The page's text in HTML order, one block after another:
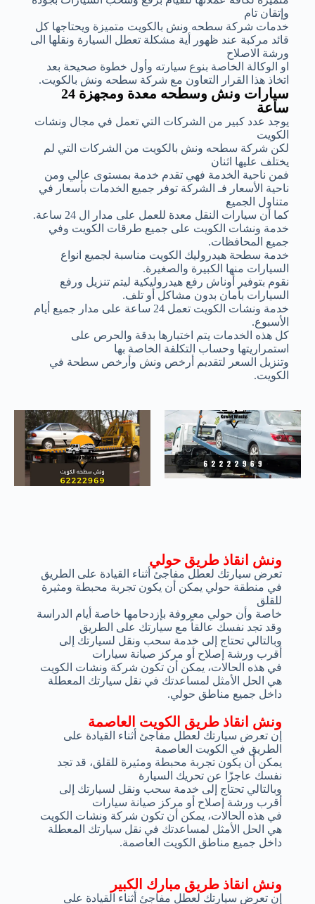
وإتقان تام
خدمات شركة سطحه ونش بالكويت متميزة ويحتاجها كل
قائد مركبة عند ظهور أية مشكلة تعطل السيارة ونقلها الى
ورشة الاصلاح
او الوكالة الخاصة بنوع سيارته وأول خطوة صحيحة بعد
اتخاذ هذا القرار التعاون مع شركة سطحه ونش بالكويت.
سيارات ونش وسطحه معدة ومجهزة 24
ساعة
يوجد عدد كبير من الشركات التي تعمل في مجال ونشات
الكويت
لكن شركة سطحه ونش بالكويت من الشركات التي لم
يختلف عليها اثنان
فمن ناحية الخدمة فهي تقدم خدمة بمستوى عالي ومن
ناحية الأسعار فـ الشركة توفر جميع الخدمات بأسعار في
متناول الجميع
كما أن سيارات النقل معدة للعمل على مدار ال 24 ساعة.
خدمة ونشات الكويت على جميع طرقات الكويت وفي
جميع المحافظات.
خدمة سطحة هيدروليك الكويت مناسبة لجميع انواع
السيارات منها الكبيرة والصغيرة.
نقوم بتوفير أوناش رفع هيدروليكية ليتم تنزيل ورفع
السيارات بأمان بدون مشاكل أو تلف.
خدمة ونشات الكويت تعمل 24 ساعة على مدار جميع أيام
الأسبوع.
كل هذه الخدمات يتم اختبارها بدقة والحرص على
استمراريتها وحساب التكلفة الخاصة بها
وتنزيل السعر لتقديم أرخص ونش وأرخص سطحة في
الكويت.
ونش انقاذ طريق الكويت العاصمة
إن تعرض سيارتك لعطل مفاجئ أثناء القيادة على
الطريق في الكويت العاصمة
يمكن أن يكون تجربة محبطة ومثيرة للقلق، قد تجد
نفسك عاجزًا عن تحريك السيارة
وبالتالي تحتاج إلى خدمة سحب ونقل لسيارتك إلى
أقرب ورشة إصلاح أو مركز صيانة سيارات
في هذه الحالات، يمكن أن تكون شركة ونشات الكويت
هي الحل الأمثل لمساعدتك في نقل سيارتك المعطلة
داخل جميع مناطق الكويت العاصمة.
ونش انقاذ طريق حولي
تعرض سيارتك لعطل مفاجئ أثناء القيادة على الطريق
في منطقة حولي يمكن أن يكون تجربة محبطة ومثيرة
للقلق
خاصة وأن حولي معروفة بإزدحامها خاصة أيام الدراسة
وقد تجد نفسك عالقاً مع سيارتك على الطريق
وبالتالي تحتاج إلى خدمة سحب ونقل لسيارتك إلى
أقرب ورشة إصلاح أو مركز صيانة سيارات
في هذه الحالات، يمكن أن تكون شركة ونشات الكويت
هي الحل الأمثل لمساعدتك في نقل سيارتك المعطلة
داخل جميع مناطق حولي.
ونش انقاذ طريق مبارك الكبير
إن تعرض سيارتك لعطل مفاجئ أثناء القيادة على